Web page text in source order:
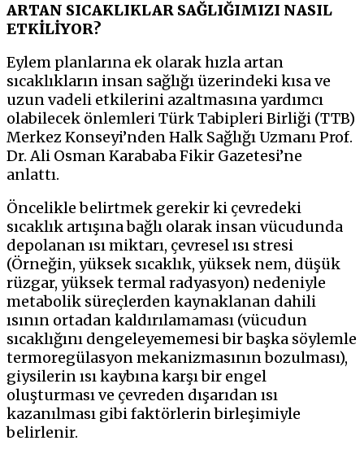
ARTAN SICAKLIKLAR SAĞLIĞIMIZI NASIL
ETKİLİYOR?
Eylem planlarına ek olarak hızla artan
sıcaklıkların insan sağlığı üzerindeki kısa ve
uzun vadeli etkilerini azaltmasına yardımcı
olabilecek önlemleri Türk Tabipleri Birliği (TTB)
Merkez Konseyi’nden Halk Sağlığı Uzmanı Prof.
Dr. Ali Osman Karababa Fikir Gazetesi’ne
anlattı.
Öncelikle belirtmek gerekir ki çevredeki
sıcaklık artışına bağlı olarak insan vücudunda
depolanan ısı miktarı, çevresel ısı stresi
(Örneğin, yüksek sıcaklık, yüksek nem, düşük
rüzgar, yüksek termal radyasyon) nedeniyle
metabolik süreçlerden kaynaklanan dahili
ısının ortadan kaldırılamaması (vücudun
sıcaklığını dengeleyememesi bir başka söylemle
termoregülasyon mekanizmasının bozulması),
giysilerin ısı kaybına karşı bir engel
oluşturması ve çevreden dışarıdan ısı
kazanılması gibi faktörlerin birleşimiyle
belirlenir.